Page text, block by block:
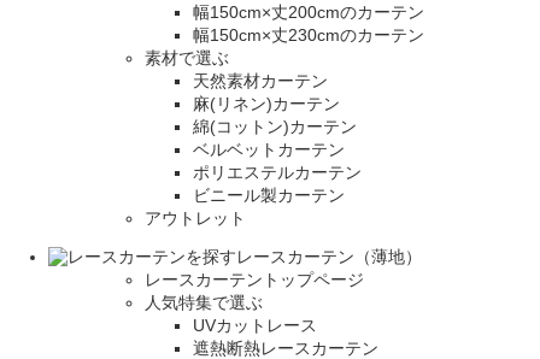
幅150cm×丈200cmのカーテン
幅150cm×丈230cmのカーテン
素材で選ぶ
天然素材カーテン
麻(リネン)カーテン
綿(コットン)カーテン
ベルベットカーテン
ポリエステルカーテン
ビニール製カーテン
アウトレット
レースカーテン（薄地）
レースカーテントップページ
人気特集で選ぶ
UVカットレース
遮熱断熱レースカーテン